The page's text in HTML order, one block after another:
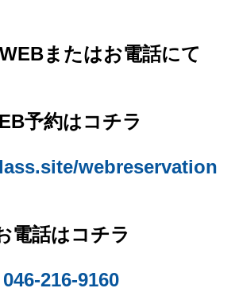
またはお電話にて
予約はコチラ
webreservation
電話はコチラ
046-216-9160